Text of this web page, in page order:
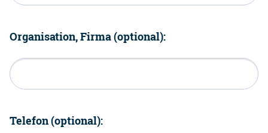
Organisation, Firma (optional):
Telefon (optional):